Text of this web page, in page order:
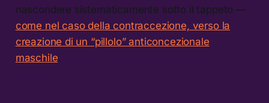
nascondere sistematicamente sotto il tappeto —
come nel caso della contraccezione, verso la
creazione di un “pillolo” anticoncezionale
maschile.